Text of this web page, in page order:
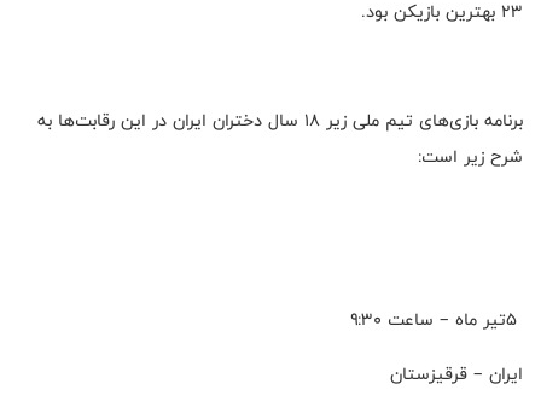
23 بهترین بازیکن بود.
برنامه بازی‌های تیم ملی زیر 18 سال دختران ایران در این رقابت‌ها به
شرح زیر است:
5تیر ماه – ساعت ۹:۳۰
ایران – قرقیزستان